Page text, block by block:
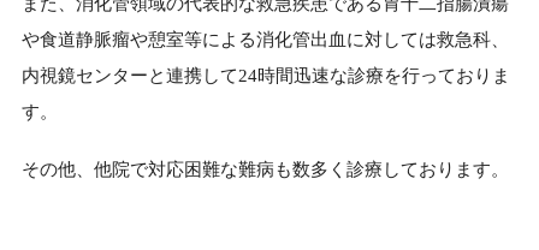
や食道静脈瘤や憩室等による消化管出血に対しては救急科、
内視鏡センターと連携して24時間迅速な診療を行っておりま
す。
その他、他院で対応困難な難病も数多く診療しております。